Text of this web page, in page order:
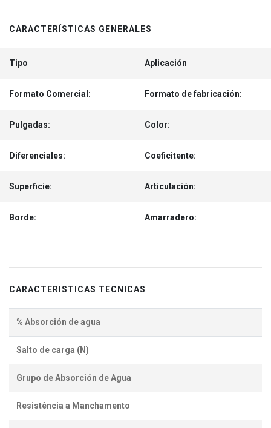
CARACTERÍSTICAS GENERALES
Tipo Aplicación
Formato Comercial: Formato de fabricación:
Pulgadas: Color:
Diferenciales: Coeficitente:
Superficie: Articulación:
Borde: Amarradero:
CARACTERISTICAS TECNICAS
% Absorción de agua
Salto de carga (N)
Grupo de Absorción de Agua
Resistência a Manchamento